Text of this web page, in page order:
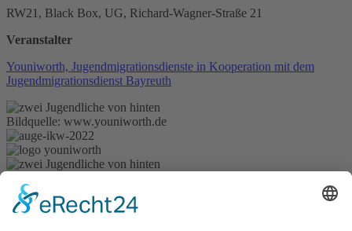
RW21, Black Box, UG, Richard-Wagner-Straße 21
Veranstalter
Youniworth, Jugendmigrationsdienste in Kooperation mit dem
Jugendmigrationsdienst Bayreuth
Bildquelle: www.youniworth.de
zurück
Newsletter abonnieren